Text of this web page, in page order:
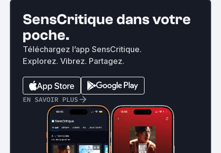
SensCritique dans votre
poche.
Téléchargez l’app SensCritique.
Explorez. Vibrez. Partagez.
EN SAVOIR PLUS